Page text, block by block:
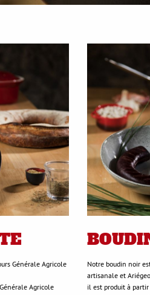
Générale Agricole
Agricole
Notre boudin noir
artisanale et
il est produit à partir